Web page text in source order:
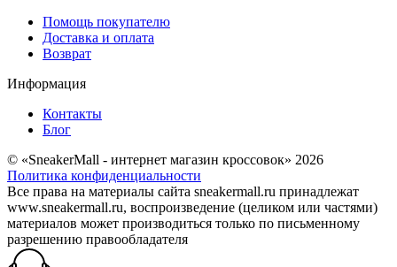
Помощь покупателю
Доставка и оплата
Возврат
Информация
Контакты
Блог
© «SneakerMall - интернет магазин кроссовок» 2026
Политика конфиденциальности
Все права на материалы сайта sneakermall.ru принадлежат
www.sneakermall.ru, воспроизведение (целиком или частями)
материалов может производиться только по письменному
разрешению правообладателя